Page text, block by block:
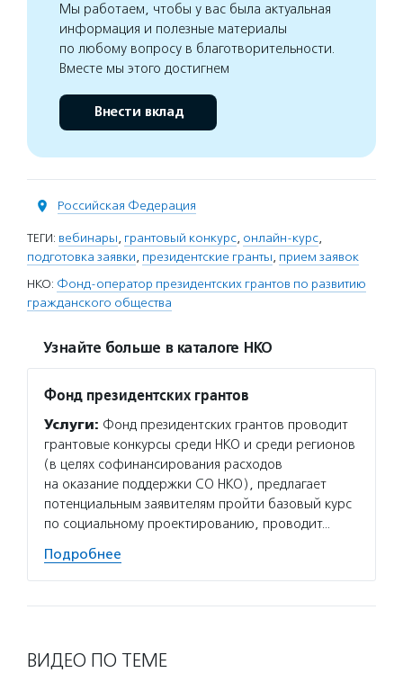
Мы работаем, чтобы у вас была актуальная
информация и полезные материалы
по любому вопросу в благотворительности.
Вместе мы этого достигнем
Внести вклад
Российская Федерация
ТЕГИ: вебинары, грантовый конкурс, онлайн-курс,
подготовка заявки, президентские гранты, прием заявок
НКО: Фонд-оператор президентских грантов по развитию
гражданского общества
Узнайте больше в каталоге НКО
Фонд президентских грантов
Услуги: Фонд президентских грантов проводит
грантовые конкурсы среди НКО и среди регионов
(в целях софинансирования расходов
на оказание поддержки СО НКО), предлагает
потенциальным заявителям пройти базовый курс
по социальному проектированию, проводит…
Подробнее
ВИДЕО ПО ТЕМЕ